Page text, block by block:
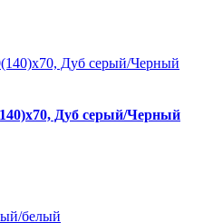
Дуб серый/Черный